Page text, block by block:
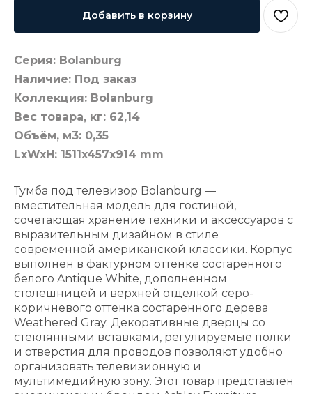
Добавить в корзину
Серия: Bolanburg
Наличие: Под заказ
Коллекция: Bolanburg
Вес товара, кг: 62,14
Объём, м3: 0,35
LxWxH: 1511x457x914 mm
Тумба под телевизор Bolanburg —
вместительная модель для гостиной,
сочетающая хранение техники и аксессуаров с
выразительным дизайном в стиле
современной американской классики. Корпус
выполнен в фактурном оттенке состаренного
белого Antique White, дополненном
столешницей и верхней отделкой серо-
коричневого оттенка состаренного дерева
Weathered Gray. Декоративные дверцы со
стеклянными вставками, регулируемые полки
и отверстия для проводов позволяют удобно
организовать телевизионную и
мультимедийную зону. Этот товар представлен